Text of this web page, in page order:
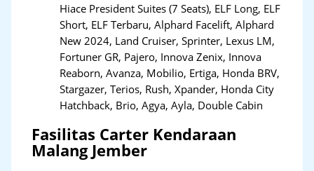
Hiace President Suites (7 Seats), ELF Long, ELF
Short, ELF Terbaru, Alphard Facelift, Alphard
New 2024, Land Cruiser, Sprinter, Lexus LM,
Fortuner GR, Pajero, Innova Zenix, Innova
Reaborn, Avanza, Mobilio, Ertiga, Honda BRV,
Stargazer, Terios, Rush, Xpander, Honda City
Hatchback, Brio, Agya, Ayla, Double Cabin
Fasilitas Carter Kendaraan
Malang Jember